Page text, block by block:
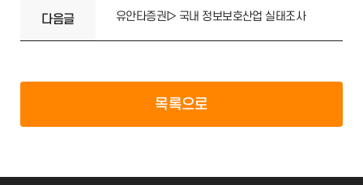
다음글 유안타증권▷ 국내 정보보호산업 실태조사
목록으로